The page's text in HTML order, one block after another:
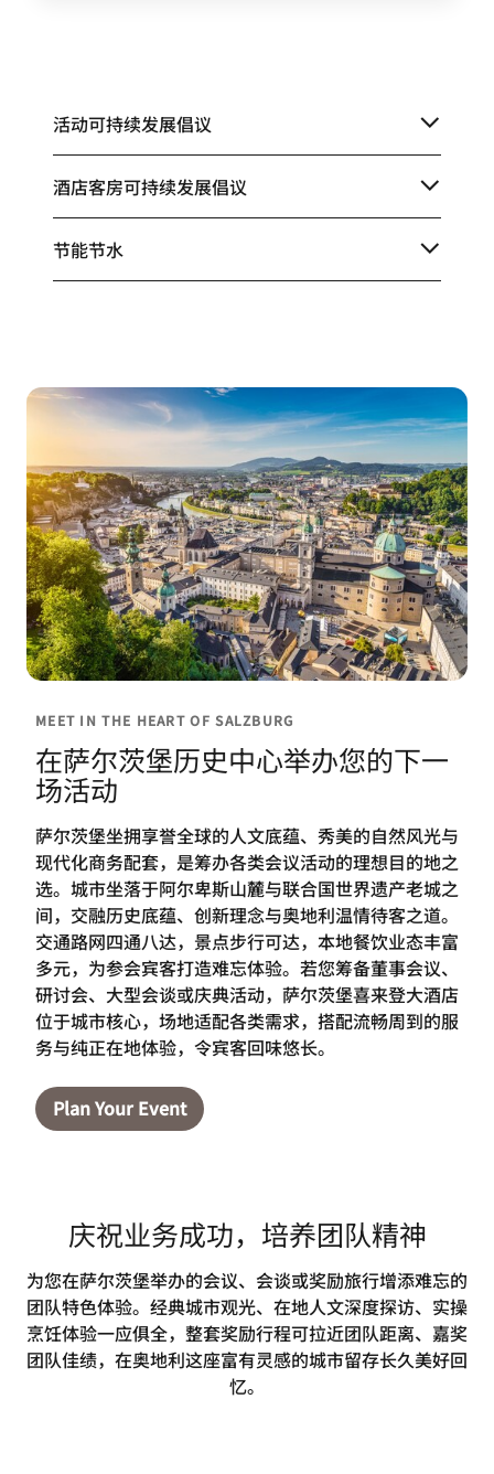
活动可持续发展倡议
酒店客房可持续发展倡议
节能节水
MEET IN THE HEART OF SALZBURG
在萨尔茨堡历史中心举办您的下一
场活动
萨尔茨堡坐拥享誉全球的人文底蕴、秀美的自然风光与
现代化商务配套，是筹办各类会议活动的理想目的地之
选。城市坐落于阿尔卑斯山麓与联合国世界遗产老城之
间，交融历史底蕴、创新理念与奥地利温情待客之道。
交通路网四通八达，景点步行可达，本地餐饮业态丰富
多元，为参会宾客打造难忘体验。若您筹备董事会议、
研讨会、大型会谈或庆典活动，萨尔茨堡喜来登大酒店
位于城市核心，场地适配各类需求，搭配流畅周到的服
务与纯正在地体验，令宾客回味悠长。
Plan Your Event
庆祝业务成功，培养团队精神
为您在萨尔茨堡举办的会议、会谈或奖励旅行增添难忘的
团队特色体验。经典城市观光、在地人文深度探访、实操
烹饪体验一应俱全，整套奖励行程可拉近团队距离、嘉奖
团队佳绩，在奥地利这座富有灵感的城市留存长久美好回
忆。